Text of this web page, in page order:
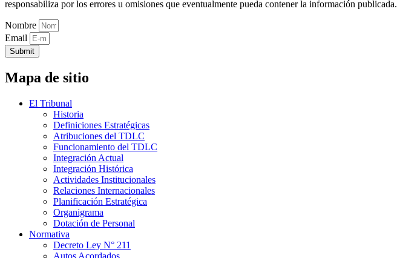
responsabiliza por los errores u omisiones que eventualmente pueda contener la información publicada.
Nombre
Email
Submit
Mapa de sitio
El Tribunal
Historia
Definiciones Estratégicas
Atribuciones del TDLC
Funcionamiento del TDLC
Integración Actual
Integración Histórica
Actividades Institucionales
Relaciones Internacionales
Planificación Estratégica
Organigrama
Dotación de Personal
Normativa
Decreto Ley N° 211